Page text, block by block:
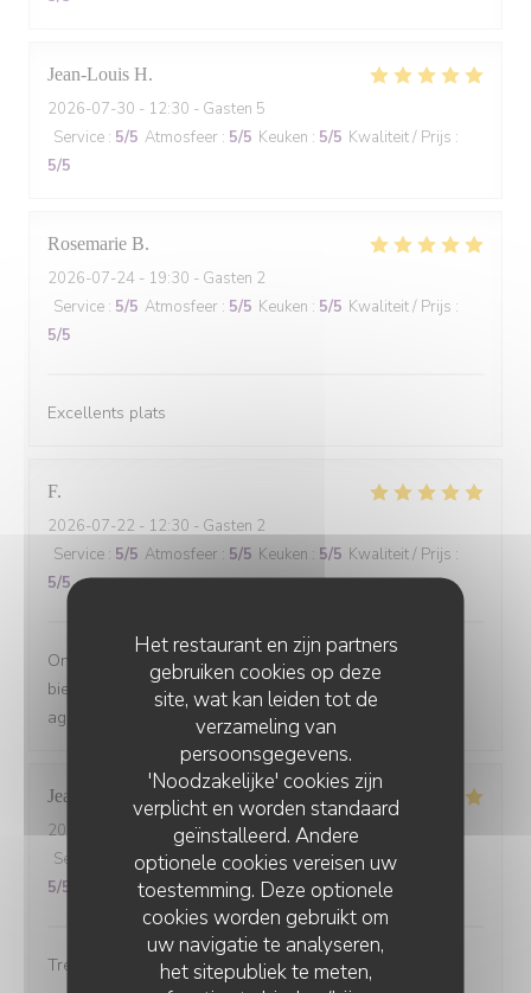
Het restaurant en zijn partners
gebruiken cookies op deze
site, wat kan leiden tot de
verzameling van
persoonsgegevens.
'Noodzakelijke' cookies zijn
verplicht en worden standaard
geïnstalleerd. Andere
optionele cookies vereisen uw
toestemming. Deze optionele
cookies worden gebruikt om
uw navigatie te analyseren,
het sitepubliek te meten,
Jean-Louis H
2026-07-30 - 12:30 - Gasten 5
Service : 5/5 Atmosfeer : 5/5 Keuken : 5/5 Kwaliteit / Prijs :
5/5
Rosemarie B
2026-07-24 - 19:30 - Gasten 2
Service : 5/5 Atmosfeer : 5/5 Keuken : 5/5 Kwaliteit / Prijs :
5/5
Excellents plats
F
2026-07-22 - 12:30 - Gasten 2
Service : 5/5 Atmosfeer : 5/5 Keuken : 5/5 Kwaliteit / Prijs :
5/5
On s'est régalé avec le menu du jour. Les plats étaient
bien cuisinés avec des produits de saison et le service
agréable. Le tout pour un prix raisonnable.
Jean-louis
2026-07-10
- 19:30 - Gasten 6
Service
/5 Atmosfeer :5/5 Keuken: 5/5 Kwaliteit / Prijs
5/5
Tres bonne cuisine et accueil exellent.